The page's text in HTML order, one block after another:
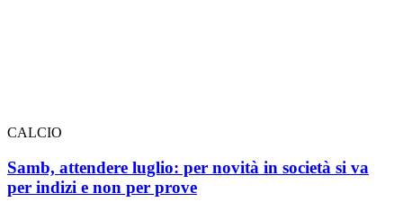
CALCIO
Samb, attendere luglio: per novità in società si va
per indizi e non per prove